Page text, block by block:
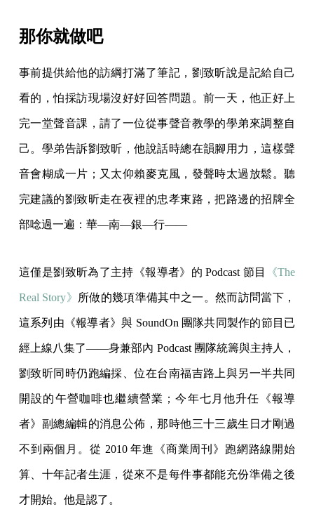
那你就做吧
事前提供給他的訪綱打滿了筆記，劉致昕說是記給自己
看的，怕採訪現場沒好好回答問題。前一天，他正好上
完一堂聲音課，請了一位從事聲音教學的學弟來調整自
己。學弟告訴劉致昕，他說話時總在韻腳用力，這樣聲
音會糊成一片；又太仰賴麥克風，發聲時太過放鬆。聽
完建議的劉致昕走在夜裡的忠孝東路，把路邊的招牌全
部唸過一遍：華—南—銀—行——
這僅是劉致昕為了主持《報導者》的 Podcast 節目 《The
Real Story》 所做的幾項準備其中之一。然而訪問當下，
這系列由《報導者》與 SoundOn 團隊共同製作的節目已
經上線八集了——身兼部內 Podcast 團隊統籌與主持人，
劉致昕同時仍跑編採、位在台南福吉路上與另一半共同
開設的午營咖啡也繼續營業；今年七月他升任《報導
者》副總編輯的消息公佈，那時他三十三歲生日才剛過
不到兩個月。從 2010 年進《商業周刊》跑網路線開始
算、十年記者生涯，從來不是每件事都能充份準備之後
才開始。他是認了。